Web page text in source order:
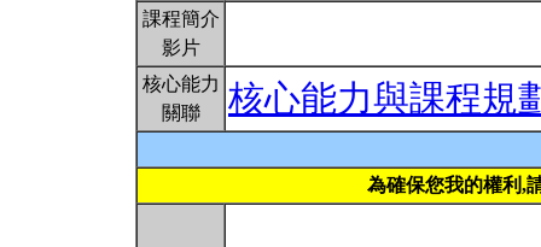
課程簡介
影片
核心能力
關聯
核心能力與課程規
為確保您我的權利,